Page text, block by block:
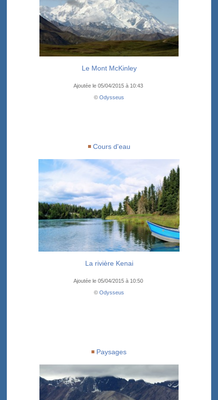
Le Mont McKinley
Ajoutée le 05/04/2015 à 10:43
© Odysseus
Cours d'eau
La rivière Kenai
Ajoutée le 05/04/2015 à 10:50
© Odysseus
Paysages